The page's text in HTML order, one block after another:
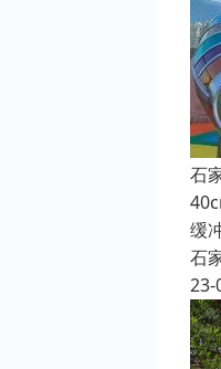
石
缓
石
23-